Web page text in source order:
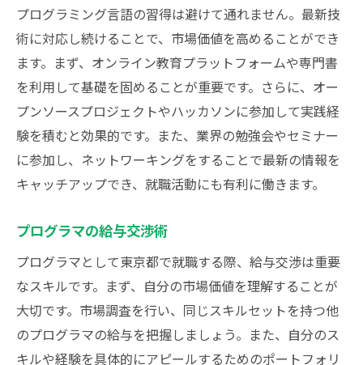
業界の高収入ポジションの探し方
プログラミング言語の習得は避けて通れません。最新技
術に対応し続けることで、市場価値を高めることができ
ます。まず、オンライン教育プラットフォームや専門書
を利用して基礎を固めることが重要です。さらに、オー
プンソースプロジェクトやハッカソンに参加して実践経
験を積むと効果的です。また、業界の勉強会やセミナー
に参加し、ネットワーキングをすることで最新の情報を
キャッチアップでき、就職活動にも有利に働きます。
プログラマの給与交渉術
プログラマとして東京都で就職する際、給与交渉は重要
なスキルです。まず、自分の市場価値を理解することが
大切です。市場調査を行い、同じスキルセットを持つ他
のプログラマの給与を把握しましょう。また、自分のス
キルや経験を具体的にアピールするためのポートフォリ